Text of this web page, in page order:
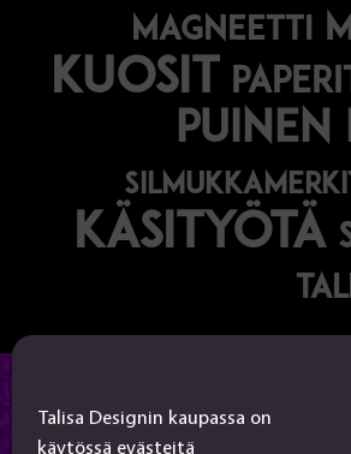
Talisa Designin kaupassa on
käytössä evästeitä
magneetti
kuosit
käsityötä
Talisa Design